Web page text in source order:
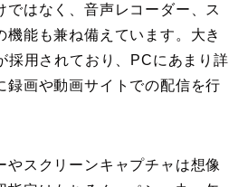
ではなく、音声レコーダー、ス
機能も兼ね備えています。大き
採用されており、PCにあまり詳
録画や動画サイトでの配信を行
やスクリーンキャプチャは想像